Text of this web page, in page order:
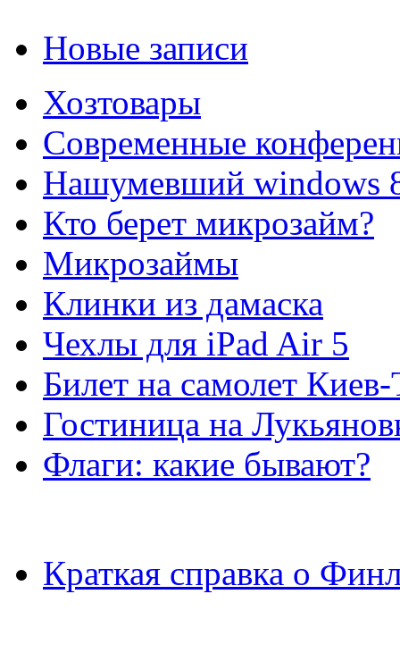
Новые записи
Хозтовары
Современные
Нашумевший windows
Кто берет микрозайм?
Микрозаймы
Клинки из дамаска
Чехлы для iPad Air 5
Билет на самолет
Гостиница на
Флаги: какие бывают?
Краткая справка о